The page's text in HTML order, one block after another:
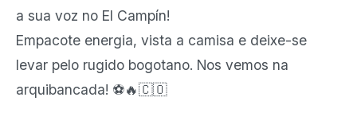
a sua voz no El Campín!
Empacote energia, vista a camisa e deixe-se
levar pelo rugido bogotano. Nos vemos na
arquibancada! ⚽🔥🇨🇴